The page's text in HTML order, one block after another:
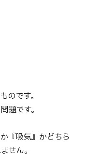
のです。
題です。
『吸気』かどちら
せん。